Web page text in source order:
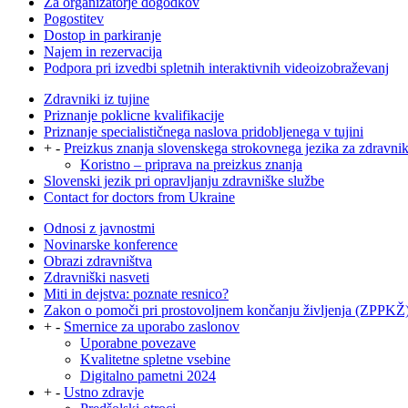
Pogostitev
Dostop in parkiranje
Najem in rezervacija
Podpora pri izvedbi spletnih interaktivnih videoizobraževanj
Zdravniki iz tujine
Priznanje poklicne kvalifikacije
Priznanje specialističnega naslova pridobljenega v tujini
+ - Preizkus znanja slovenskega strokovnega jezika za
Koristno – priprava na preizkus znanja
Slovenski jezik pri opravljanju zdravniške službe
Contact for doctors from Ukraine
Odnosi z javnostmi
Novinarske konference
Obrazi zdravništva
Zdravniški nasveti
Miti in dejstva: poznate resnico?
Zakon o pomoči pri prostovoljnem končanju življenja
+ - Smernice za uporabo zaslonov
Uporabne povezave
Kvalitetne spletne vsebine
Digitalno pametni 2024
+ - Ustno zdravje